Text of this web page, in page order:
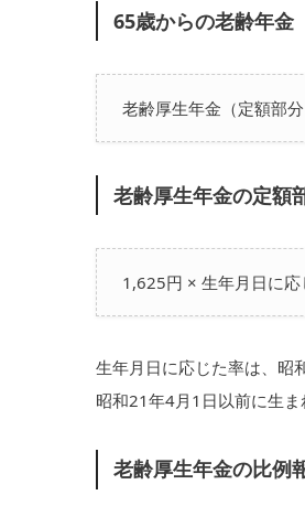
65歳からの老齢年金
老齢厚生年金（定額部
老齢厚生年金の定額
1,625円 × 生年月日に
生年月日に応じた率は、昭
昭和21年4月1日以前に生ま
老齢厚生年金の比例